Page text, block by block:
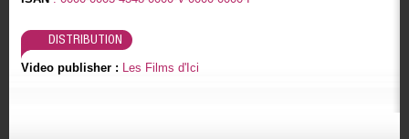
DISTRIBUTION
Video publisher : Les Films d'Ici